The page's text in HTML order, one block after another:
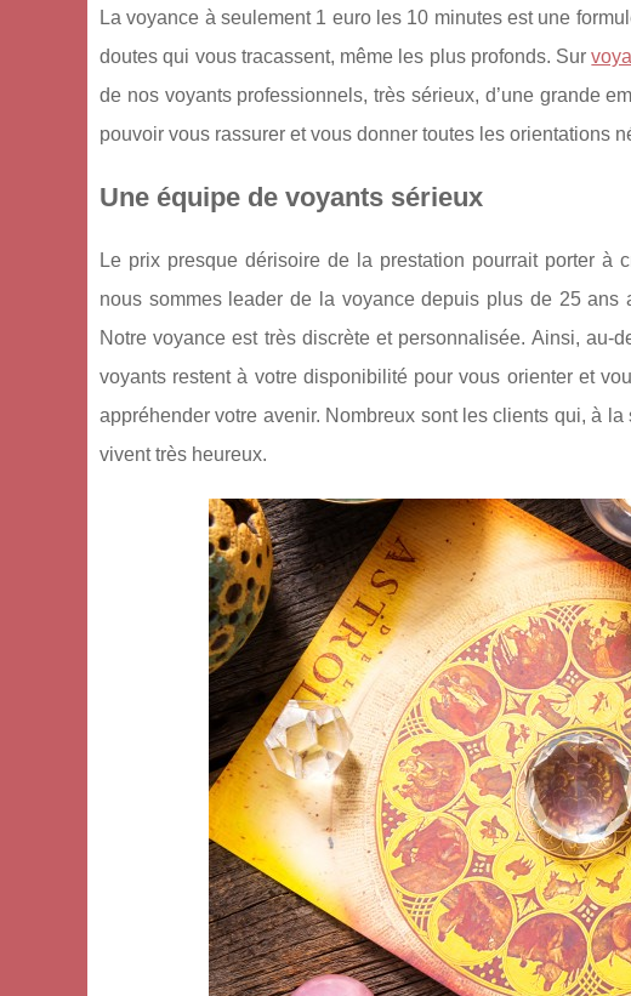
La voyance à seulement 1 euro les 10 minutes est une
doutes qui vous tracassent, même les plus profonds. Sur
de nos voyants professionnels, très sérieux, d’une grande
pouvoir vous rassurer et vous donner toutes les orientations
Une équipe de voyants sérieux
Le prix presque dérisoire de la prestation pourrait porter à
nous sommes leader de la voyance depuis plus de 25 ans
Notre voyance est très discrète et personnalisée. Ainsi,
voyants restent à votre disponibilité pour vous orienter et
appréhender votre avenir. Nombreux sont les clients qui, à
vivent très heureux.